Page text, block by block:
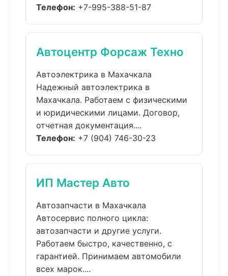
Телефон: +7-995-388-51-87
Автоцентр Форсаж Техно
Автоэлектрика в Махачкала
Надежный автоэлектрика в
Махачкала. Работаем с физическими
и юридическими лицами. Договор,
отчетная документация....
Телефон: +7 (904) 746-30-23
ИП Мастер Авто
Автозапчасти в Махачкала
Автосервис полного цикла:
автозапчасти и другие услуги.
Работаем быстро, качественно, с
гарантией. Принимаем автомобили
всех марок....